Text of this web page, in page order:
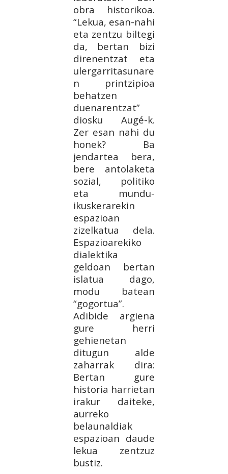
obra historikoa.
“Lekua, esan-nahi
eta zentzu biltegi
da, bertan bizi
direnentzat eta
ulergarritasunare
n printzipioa
behatzen
duenarentzat”
diosku Augé-k.
Zer esan nahi du
honek? Ba
jendartea bera,
bere antolaketa
sozial, politiko
eta mundu-
ikuskerarekin
espazioan
zizelkatua dela.
Espazioarekiko
dialektika
geldoan bertan
islatua dago,
modu batean
“gogortua”.
Adibide argiena
gure herri
gehienetan
ditugun alde
zaharrak dira:
Bertan gure
historia harrietan
irakur daiteke,
aurreko
belaunaldiak
espazioan daude
lekua zentzuz
bustiz.